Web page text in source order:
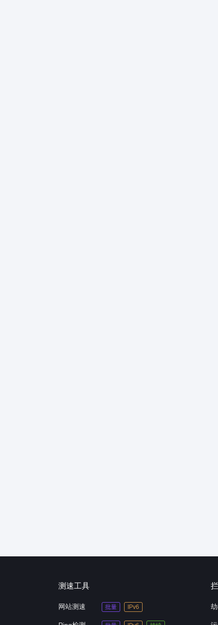
测速工具
网站测速 批量 IPv6